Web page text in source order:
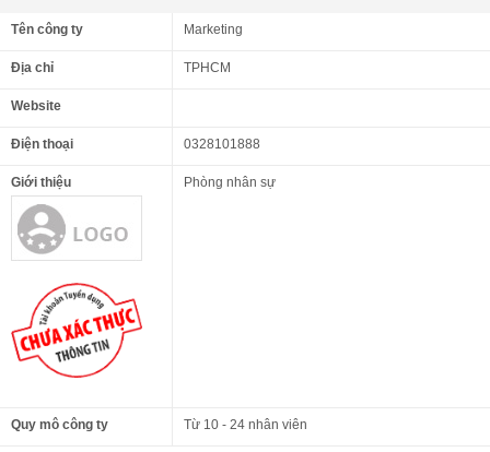
Tên công ty Marketing
Địa chỉ TPHCM
Website
Điện thoại 0328101888
Giới thiệu Phòng nhân sự
Quy mô công ty Từ 10 - 24 nhân viên